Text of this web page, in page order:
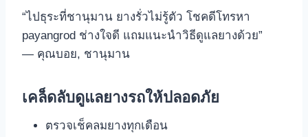
“ไปธุระที่ชานุมาน ยางรั่วไม่รู้ตัว โชคดีโทรหา
payangrod ช่างใจดี แถมแนะนำวิธีดูแลยางด้วย”
— คุณบอย, ชานุมาน
เคล็ดลับดูแลยางรถให้ปลอดภัย
ตรวจเช็คลมยางทุกเดือน